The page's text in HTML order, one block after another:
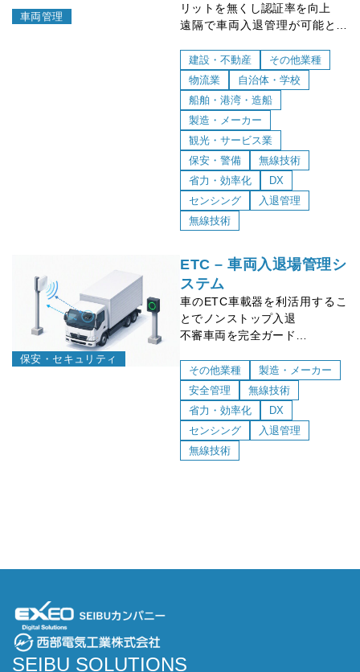
車両管理
リットを無くし認証率を向上
遠隔で車両入退管理が可能とな
外部システムとの連携などカス
タマイズ可能
建設・不動産
その他業種
物流業
自治体・学校
船舶・港湾・造船
製造・メーカー
観光・サービス業
保安・警備
無線技術
省力・効率化
DX
センシング
入退管理
無線技術
保安・セキュリティ
ETC – 車両入退場管理シ
ステム
車のETC車載器を利活用するこ
とでノンストップ入退
不審車両を完全ガード
イム管理が可能
その他業種
製造・メーカー
安全管理
無線技術
省力・効率化
DX
センシング
入退管理
無線技術
SEIBU SOLUTIONS